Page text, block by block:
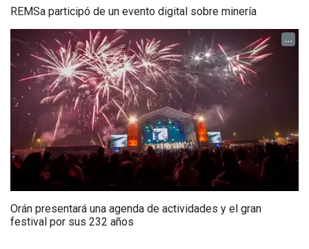
REMSa participó de un evento digital sobre minería
...
Orán presentará una agenda de actividades y el gran
festival por sus 232 años